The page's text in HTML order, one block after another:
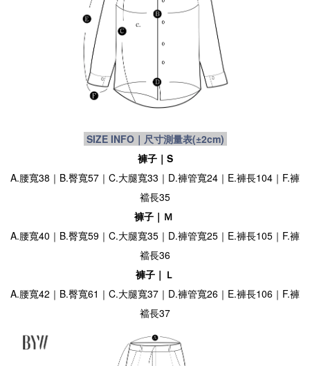
SIZE INFO｜尺寸測量表(±2cm)
褲子｜S
A.腰寬38｜B.臀寬57｜C.大腿寬33｜D.褲管寬24｜E.褲長104｜F.褲
襠長35
褲子｜Ｍ
A.腰寬40｜B.臀寬59｜C.大腿寬35｜D.褲管寬25｜E.褲長105｜F.褲
襠長36
褲子｜Ｌ
A.腰寬42｜B.臀寬61｜C.大腿寬37｜D.褲管寬26｜E.褲長106｜F.褲
襠長37